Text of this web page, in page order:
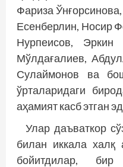
Фариза
Есенберлин, Носир
Нурпеисов,
Мўлдағалиев,
Сулаймонов ва
ўрталаридаги
аҳамият касб этган
Улар даъваткор
билан иккала халқ
бойитдилар, бир